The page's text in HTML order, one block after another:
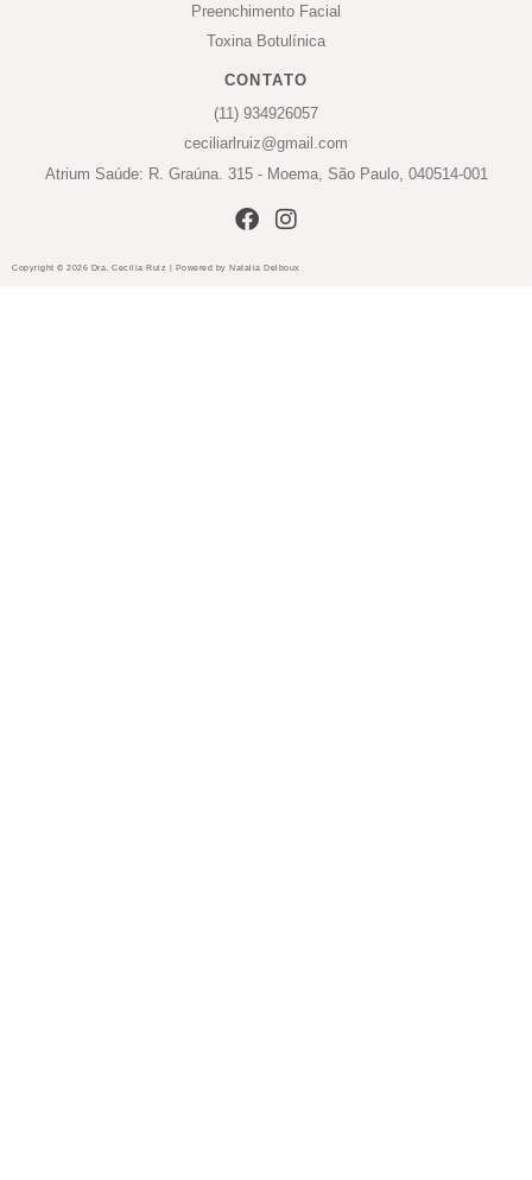
Preenchimento Facial
Toxina Botulínica
CONTATO
(11) 934926057
ceciliarlruiz@gmail.com
Atrium Saúde: R. Graúna. 315 - Moema, São Paulo, 040514-001
Copyright © 2026 Dra. Cecilia Ruiz | Powered by Natalia Delboux